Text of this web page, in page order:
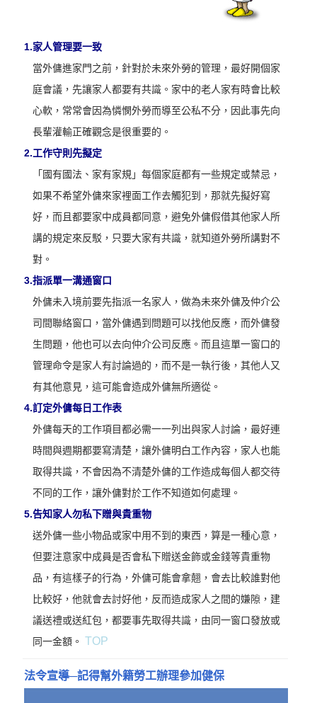
1.家人管理要一致
當外傭進家門之前，針對於未來外勞的管理，最好開個家
庭會議，先讓家人都要有共識。家中的老人家有時會比較
心軟，常常會因為憐憫外勞而導至公私不分，因此事先向
長輩灌輸正確觀念是很重要的。
2.工作守則先擬定
「國有國法、家有家規」每個家庭都有一些規定或禁忌，
如果不希望外傭來家裡面工作去觸犯到，那就先擬好寫
好，而且都要家中成員都同意，避免外傭假借其他家人所
講的規定來反駁，只要大家有共識，就知道外勞所講對不
對。
3.指派單一溝通窗口
外傭未入境前要先指派一名家人，做為未來外傭及仲介公
司間聯絡窗口，當外傭遇到問題可以找他反應，而外傭發
生問題，他也可以去向仲介公司反應。而且這單一窗口的
管理命令是家人有討論過的，而不是一執行後，其他人又
有其他意見，這可能會造成外傭無所適從。
4.訂定外傭每日工作表
外傭每天的工作項目都必需一一列出與家人討論，最好連
時間與週期都要寫清楚，讓外傭明白工作內容，家人也能
取得共識，不會因為不清楚外傭的工作造成每個人都交待
不同的工作，讓外傭對於工作不知道如何處理。
5.告知家人勿私下贈與貴重物
送外傭一些小物品或家中用不到的東西，算是一種心意，
但要注意家中成員是否會私下贈送金飾或金錢等貴重物
品，有這樣子的行為，外傭可能會拿翹，會去比較誰對他
比較好，他就會去討好他，反而造成家人之間的嫌隙，建
議送禮或送紅包，都要事先取得共識，由同一窗口發放或
同一金額。 TOP
法令宣導─記得幫外籍勞工辦理參加健保